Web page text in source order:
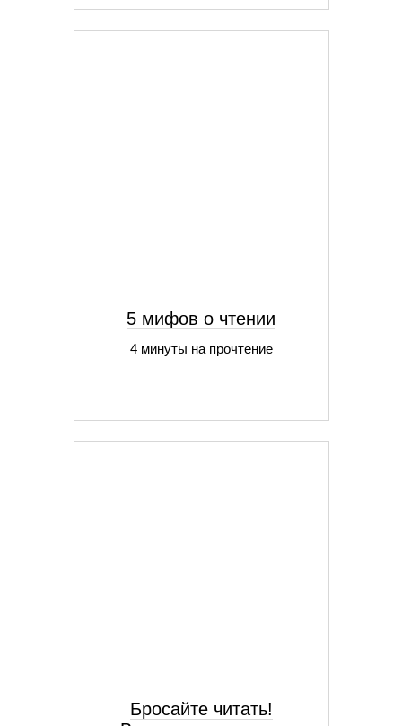
5 мифов о чтении
4 минуты на прочтение
Бросайте читать!